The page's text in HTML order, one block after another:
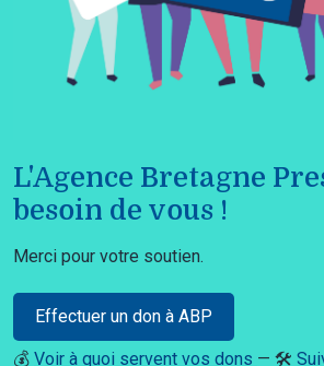
L'Agence Bretagne
besoin de vous !
Merci pour votre soutien.
Effectuer un don à ABP
💰 Voir à quoi servent vos dons — 🛠️